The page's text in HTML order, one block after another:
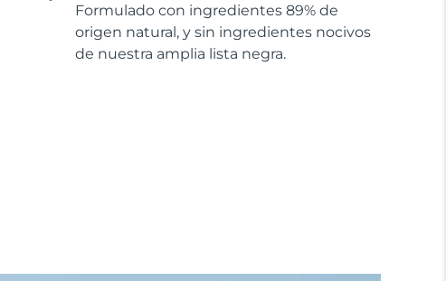
Formulado con ingredientes 89% de
origen natural, y sin ingredientes nocivos
de nuestra amplia lista negra.